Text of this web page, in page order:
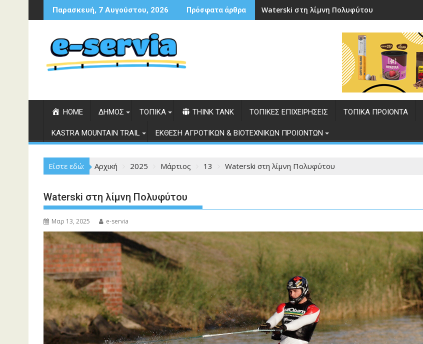
Περάστε
στο
Παρασκευή, 7 Αυγούστου, 2026 Πρόσφατα άρθρα Waterski στη λίμνη Πολυφύτου
ΚΑΡΥΔΙΑ
HOME ΔΗΜΟΣ ΤΟΠΙΚΑ THINK TANK ΤΟΠΙΚΕΣ ΕΠΙΧΕΙΡΗΣΕΙΣ ΤΟΠΙΚΑ ΠΡΟΙΟΝΤΑ
KASTRA MOUNTAIN TRAIL ΕΚΘΕΣΗ ΑΓΡΟΤΙΚΩΝ & ΒΙΟΤΕΧΝΙΚΩΝ ΠΡΟΙΟΝΤΩΝ
Είστε εδώ: Αρχική 2025 Μάρτιος 13 Waterski στη λίμνη Πολυφύτου
Waterski στη λίμνη Πολυφύτου
Μαρ 13, 2025 e-servia